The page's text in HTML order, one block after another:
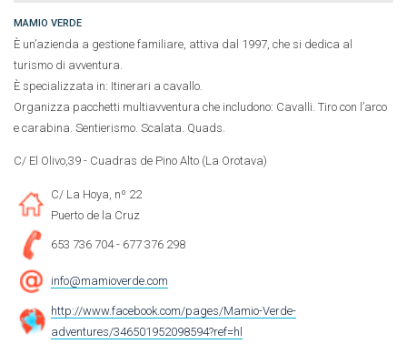
MAMIO VERDE
È un’azienda a gestione familiare, attiva dal 1997, che si dedica al
turismo di avventura.
È specializzata in: Itinerari a cavallo.
Organizza pacchetti multiavventura che includono: Cavalli. Tiro con l’arco
e carabina. Sentierismo. Scalata. Quads.
C/ El Olivo,39 - Cuadras de Pino Alto (La Orotava)
C/ La Hoya, nº 22
Puerto de la Cruz
653 736 704 - 677 376 298
info@mamioverde.com
http://www.facebook.com/pages/Mamio-Verde-
adventures/346501952098594?ref=hl